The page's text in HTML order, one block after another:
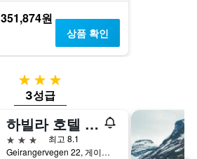
351,874원
상품 확인
3성급
3성급
하빌라 호텔 게이린저
3성급
최고 8.1
Geirangervegen 22, 게이랑거, 뫼레오그롬스달, 노르웨이